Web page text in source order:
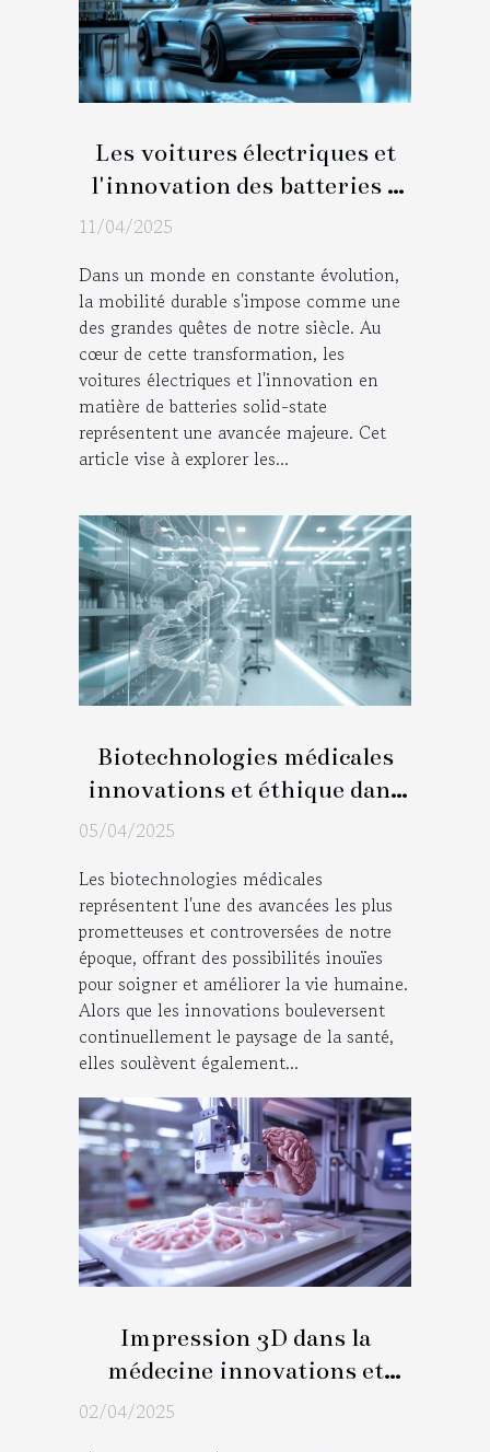
Les voitures électriques et
l'innovation des batteries à
solid-state une révolution en
11/04/2025
Dans un monde en constante évolution,
la mobilité durable s'impose comme une
des grandes quêtes de notre siècle. Au
cœur de cette transformation, les
voitures électriques et l'innovation en
matière de batteries solid-state
représentent une avancée majeure. Cet
article vise à explorer les...
Biotechnologies médicales
innovations et éthique dans
l'ingénierie du vivant
05/04/2025
Les biotechnologies médicales
représentent l'une des avancées les plus
prometteuses et controversées de notre
époque, offrant des possibilités inouïes
pour soigner et améliorer la vie humaine.
Alors que les innovations bouleversent
continuellement le paysage de la santé,
elles soulèvent également...
Impression 3D dans la
médecine innovations et
perspectives d'avenir
02/04/2025